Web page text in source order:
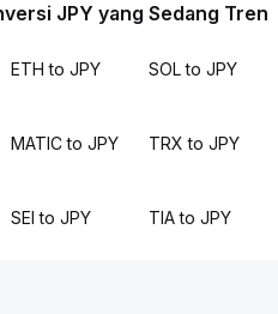
JPY yang Sedang Tren
ETH to JPY SOL to JPY
MATIC to JPY TRX to JPY
SEI to JPY TIA to JPY